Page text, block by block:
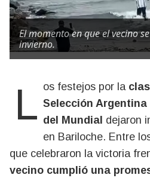
El momento en que el vecino
invierno.
Los festejos por la
Selección Argentina
del Mundial dejaron
en Bariloche. Entre
que celebraron la victoria
vecino cumplió una